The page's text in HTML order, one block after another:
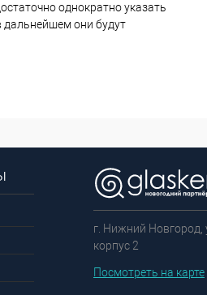
однократно указать
дальнейшем они будут
г. Нижний Новгород,
корпус 2
Посмотреть на карте